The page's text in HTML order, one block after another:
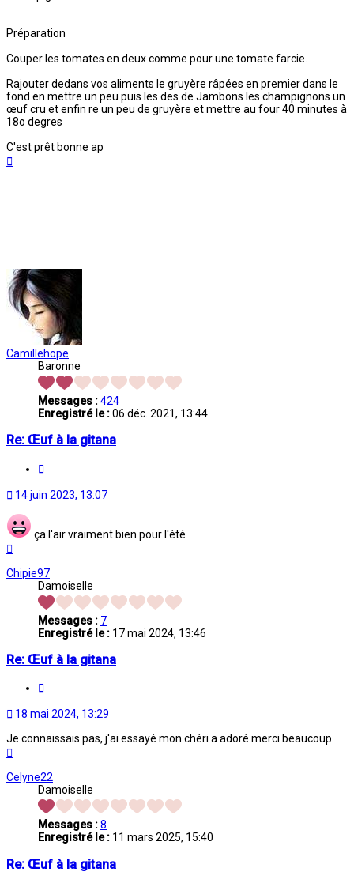
Préparation
Couper les tomates en deux comme pour une tomate farcie.
Rajouter dedans vos aliments le gruyère râpées en premier dans le
fond en mettre un peu puis les des de Jambons les champignons un
œuf cru et enfin re un peu de gruyère et mettre au four 40 minutes à
18o degres
C'est prêt bonne ap
Camillehope
Baronne
Messages :424
Enregistré le :06 déc. 2021, 13:44
Re: Œuf à la gitana
14 juin 2023, 13:07
ça l'air vraiment bien pour l'été
Chipie97
Damoiselle
Messages : 7
Enregistré le : 17 mai 2024, 13:46
Re: Œuf à la gitana
18 mai 2024, 13:29
Je connaissais pas, j'ai essayé mon chéri a adoré merci beaucoup
Celyne22
Damoiselle
Messages :8
Enregistré le : 11 mars 2025, 15:40
Re: Œuf à la gitana